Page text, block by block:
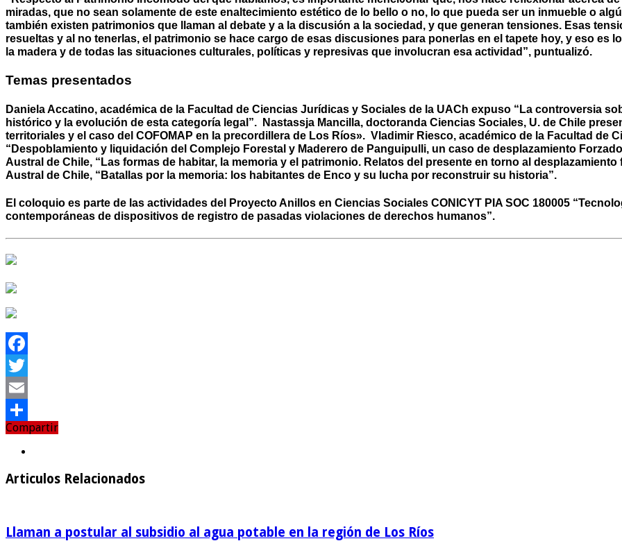
miradas, que no sean solamente de este enaltecimiento estético de lo bello o no, lo que pueda ser un inmueble o
también existen patrimonios que llaman al debate y a la discusión a la sociedad, y que generan tensiones. Esas
resueltas y al no tenerlas, el patrimonio se hace cargo de esas discusiones para ponerlas en el tapete hoy, y eso es
la madera y de todas las situaciones culturales, políticas y represivas que involucran esa actividad”, puntualizó.
Temas presentados
Daniela Accatino, académica de la Facultad de Ciencias Jurídicas y Sociales de la UACh expuso “La controversia
histórico y la evolución de esta categoría legal”. Nastassja Mancilla, doctoranda Ciencias Sociales, U. de Chile
territoriales y el caso del COFOMAP en la precordillera de Los Ríos». Vladimir Riesco, académico de la Facultad de
“Despoblamiento y liquidación del Complejo Forestal y Maderero de Panguipulli, un caso de desplazamiento
Austral de Chile, “Las formas de habitar, la memoria y el patrimonio. Relatos del presente en torno al
Austral de Chile, “Batallas por la memoria: los habitantes de Enco y su lucha por reconstruir su historia”.
El coloquio es parte de las actividades del Proyecto Anillos en Ciencias Sociales CONICYT PIA SOC 180005
contemporáneas de dispositivos de registro de pasadas violaciones de derechos humanos”.
Facebook
Twitter
Email
Compartir
Compartir
Articulos Relacionados
Llaman a postular al subsidio al agua potable en la región de Los Ríos